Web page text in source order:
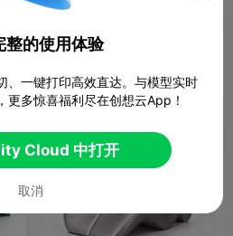
手机 & 耳机 沙发支架系列4 |
塑料也疯狂 19
整的使用体验
、一键打印高效直达。与模型实时
更多惊喜福利尽在创想云App！
Cloud 中打开
取消